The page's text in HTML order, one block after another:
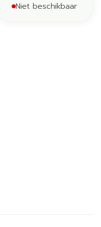
Niet beschikbaar